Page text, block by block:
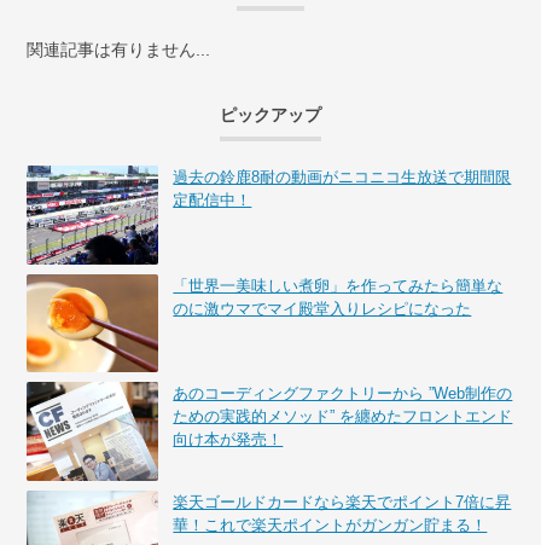
関連記事は有りません...
ピックアップ
過去の鈴鹿8耐の動画がニコニコ生放送で期間限
定配信中！
「世界一美味しい煮卵」を作ってみたら簡単な
のに激ウマでマイ殿堂入りレシピになった
あのコーディングファクトリーから ”Web制作の
ための実践的メソッド” を纏めたフロントエンド
向け本が発売！
楽天ゴールドカードなら楽天でポイント7倍に昇
華！これで楽天ポイントがガンガン貯まる！